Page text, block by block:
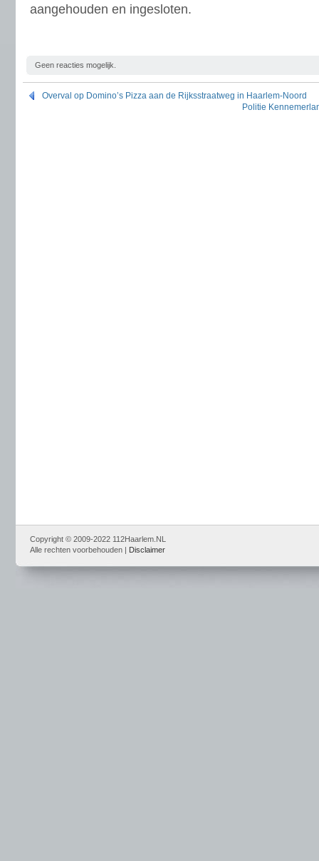
aangehouden en ingesloten.
Geen reacties mogelijk.
Overval op Domino’s Pizza aan de Rijksstraatweg in Haarlem-Noord
Politie
Copyright © 2009-2022 112Haarlem.NL
Alle rechten voorbehouden | Disclaimer